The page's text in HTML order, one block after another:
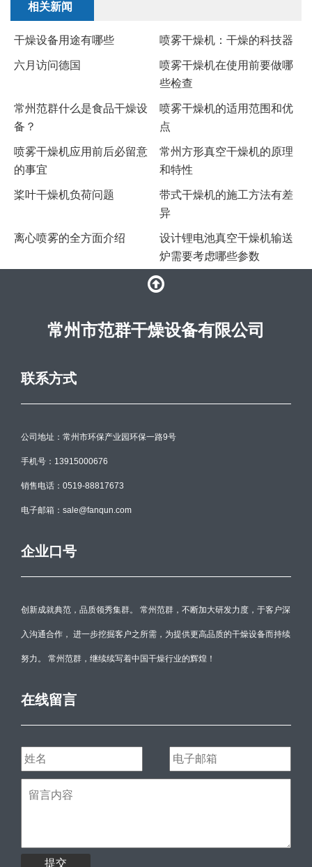
相关新闻
干燥设备用途有哪些 喷雾干燥机：干燥的科技器
六月访问德国
喷雾干燥机在使用前要做哪
些检查
常州范群什么是食品干燥设
备？
喷雾干燥机的适用范围和优
点
喷雾干燥机应用前后必留意
的事宜
常州方形真空干燥机的原理
和特性
​桨叶干燥机负荷问题
带式干燥机的施工方法有差
异
离心喷雾的全方面介绍
设计锂电池真空干燥机输送
炉需要考虑哪些参数
常州市范群干燥设备有限公司
联系方式
公司地址：常州市环保产业园环保一路9号
手机号：13915000676
销售电话：0519-88817673
电子邮箱：sale@fanqun.com
企业口号
创新成就典范，品质领秀集群。 常州范群，不断加大研发力度，于客户深
入沟通合作， 进一步挖掘客户之所需，为提供更高品质的干燥设备而持续
努力。 常州范群，继续续写着中国干燥行业的辉煌！
在线留言
提交